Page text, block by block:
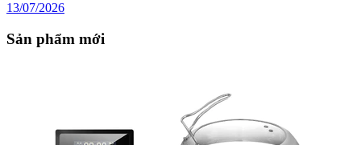
13/07/2026
Sản phẩm mới